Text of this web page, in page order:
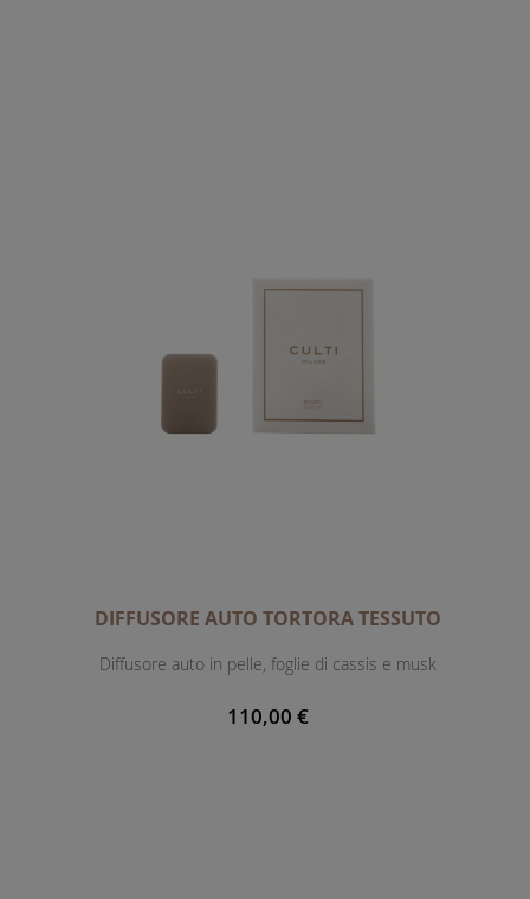
DIFFUSORE AUTO TORTORA TESSUTO
Diffusore auto in pelle, foglie di cassis e musk
110,00 €